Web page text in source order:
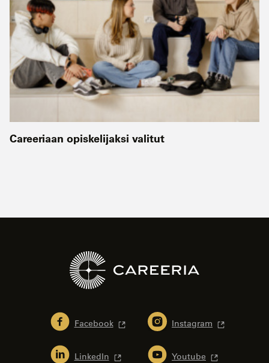
Careeriaan opiskelijaksi valitut
Facebook Instagram
LinkedIn Youtube